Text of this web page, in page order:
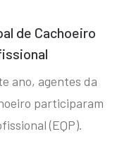
de Cachoeiro
ano, agentes da
participaram
(EQP).